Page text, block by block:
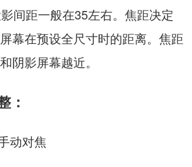
间距一般在35左右。焦距决定
幕在预设全尺寸时的距离。焦距
阴影屏幕越近。
：
动对焦